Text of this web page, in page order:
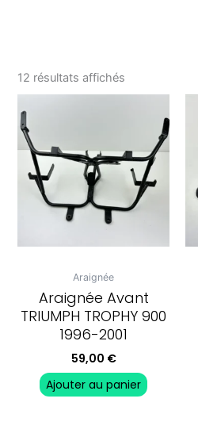
12 résultats affichés
Araignée
Araignée Avant
TRIUMPH TROPHY 900
1996-2001
59,00 €
Ajouter au panier